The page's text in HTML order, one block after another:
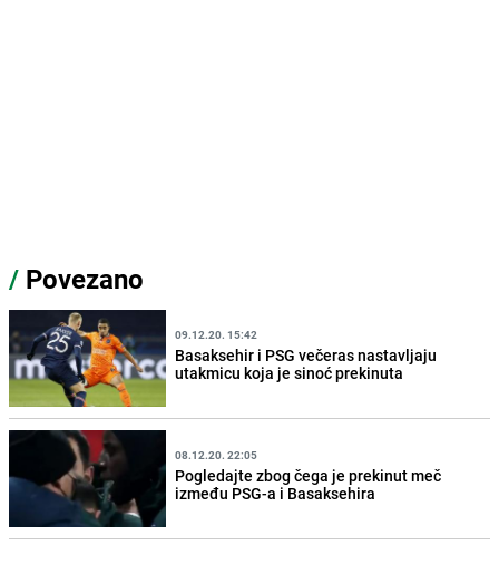
/ Povezano
09.12.20. 15:42
Basaksehir i PSG večeras nastavljaju
utakmicu koja je sinoć prekinuta
08.12.20. 22:05
Pogledajte zbog čega je prekinut meč
između PSG-a i Basaksehira